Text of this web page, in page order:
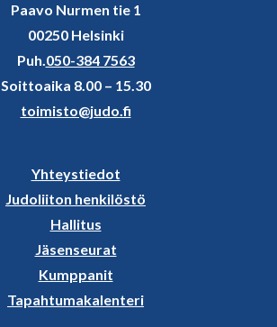
Paavo Nurmen tie 1
00250 Helsinki
Puh.050-384 7563
Soittoaika 8.00 – 15.30
toimisto@judo.fi
Yhteystiedot
Judoliiton henkilöstö
Hallitus
Jäsenseurat
Kumppanit
Tapahtumakalenteri